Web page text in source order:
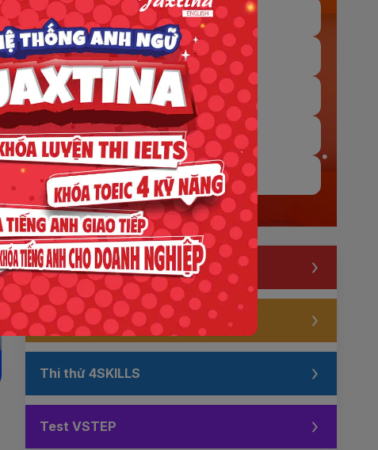
Fanpage
Trò chuyện trực tiếp
Tiktok
Youtube
Zalo
Thi thử IELTS
Thi thử TOEIC
Thi thử 4SKILLS
Test VSTEP